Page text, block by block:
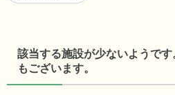
該当する施設が少ないようで
もございます。